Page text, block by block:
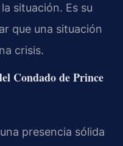
situación. Es su
que una situación
crisis.
Condado de Prince
presencia sólida